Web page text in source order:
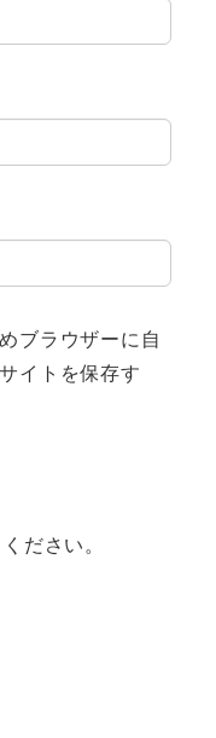
ブラウザーに自
イトを保存す
ださい。